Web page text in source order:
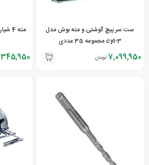
ست سر پیچ گوشتی و مته بوش مدل
cyl-3 مجموعه 35 عددی
7,099,950 تومان 345,950